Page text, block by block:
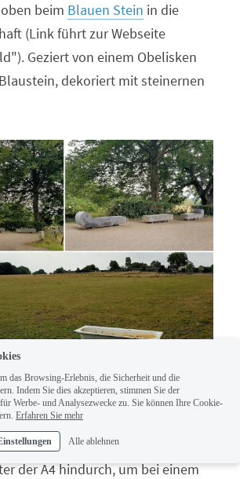
beim Blauen Stein in die
(Link führt zur Webseite
Geziert von einem Obelisken
dekoriert mit steinernen
Umgebung beim Blauen Stein
wieder hinab, einen engen
der A4 hindurch, um bei einem
das Browsing-Erlebnis, die Sicherheit und die
Indem Sie dies akzeptieren, stimmen Sie der
Werbe- und Analysezwecke zu. Sie können Ihre Cookie-
Erfahren Sie mehr
Alle ablehnen